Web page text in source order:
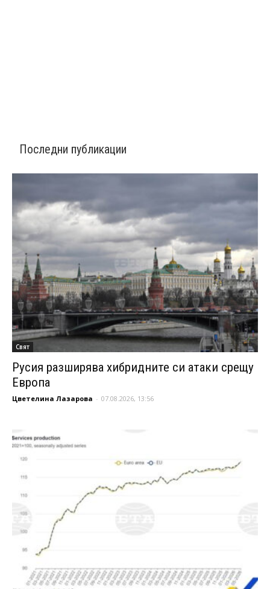
Последни публикации
Свят
Русия разширява хибридните си атаки срещу
Европа
Цветелина Лазарова - 07.08.2026, 13:56